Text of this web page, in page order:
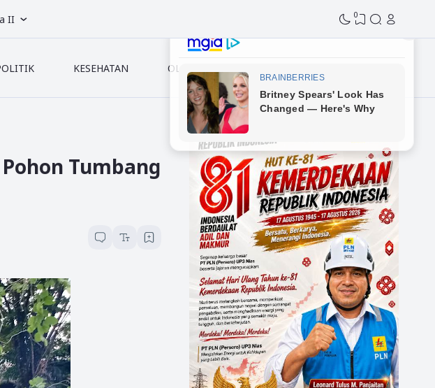
II 0
KESEHATAN OLAHRAGA
Tumbang